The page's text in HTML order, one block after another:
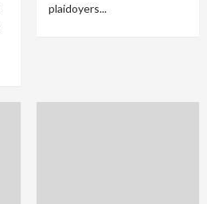
plaidoyers...